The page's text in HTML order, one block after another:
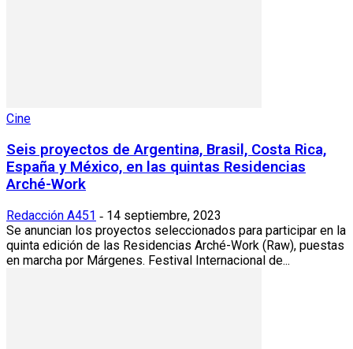
Cine
Seis proyectos de Argentina, Brasil, Costa Rica,
España y México, en las quintas Residencias
Arché-Work
Redacción A451 - 14 septiembre, 2023
Se anuncian los proyectos seleccionados para participar en la
quinta edición de las Residencias Arché-Work (Raw), puestas
en marcha por Márgenes. Festival Internacional de...